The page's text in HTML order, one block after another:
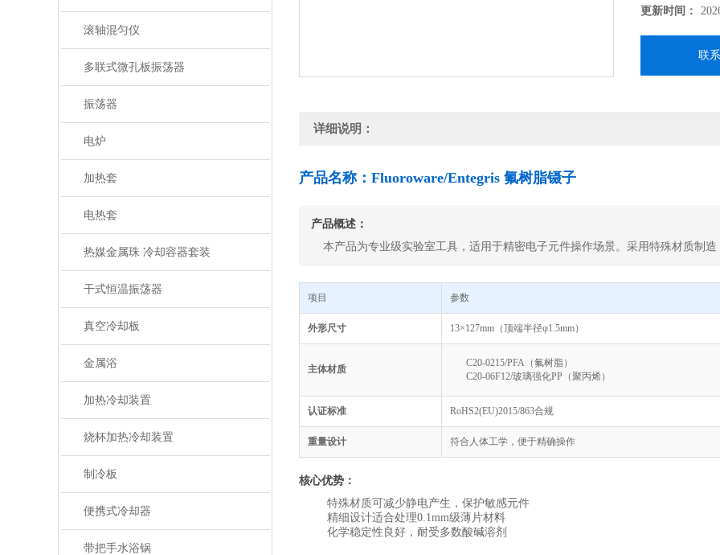
滚轴混匀仪
多联式微孔板振荡器
振荡器
电炉
加热套
电热套
热媒金属珠 冷却容器套装
干式恒温振荡器
真空冷却板
金属浴
加热冷却装置
烧杯加热冷却装置
制冷板
便携式冷却器
带把手水浴锅
更新时间：
联
详细说明：
产品名称：Fluoroware/Entegris 氟树脂镊子
产品概述：
本产品为专业级实验室工具，适用于精密电子元件操作场景。采用特殊材质制
项目 参数
外形尺寸 13×127mm（顶端半径φ1.5mm）
主体材质
C20-0215/PFA（氟树脂）
C20-06F12/玻璃强化PP（聚丙烯）
认证标准 RoHS2(EU)2015/863合规
重量设计 符合人体工学，便于精确操作
核心优势：
特殊材质可减少静电产生，保护敏感元件
精细设计适合处理0.1mm级薄片材料
化学稳定性良好，耐受多数酸碱溶剂